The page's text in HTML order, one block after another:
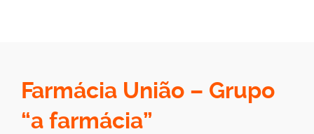
Farmácia União – Grupo
“a farmácia”